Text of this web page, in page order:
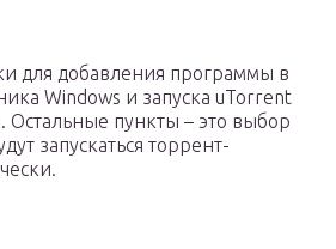
для добавления программы в
Windows и запуска uTorrent
Остальные пункты – это выбор
запускаться торрент-